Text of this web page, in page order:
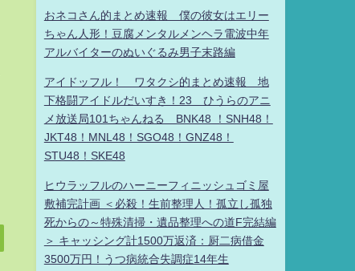
おネコさん的まとめ速報 僕の彼女はエリー
ちゃん人形！豆腐メンタルメンヘラ電波中年
アルバイターのぬいぐるみ男子末路編
アイドッフル！ ワタクシ的まとめ速報 地
下格闘アイドルだいすき！23 ひうらのアニ
メ放送局101ちゃんねる BNK48 ！SNH48！
JKT48！MNL48！SGO48！GNZ48！
STU48！SKE48
ヒウラッフルのハーニーフィニッシュゴミ屋
敷補完計画 ＜必殺！生前整理人！孤立し孤独
死からの～特殊清掃・遺品整理への道F完結編
＞ キャッシング計1500万返済：厨二病借金
3500万円！うつ病統合失調症14年生